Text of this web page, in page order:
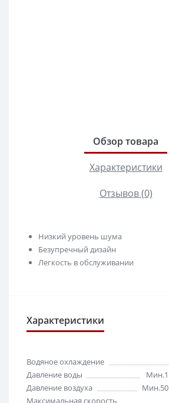
Обзор товара
Характеристики
Отзывов (0)
Низкий уровень шума
Безупречный дизайн
Легкость в обслуживании
Характеристики
Водяное охлаждение
Давление воды
Давление воздуха
Максимальная скорость